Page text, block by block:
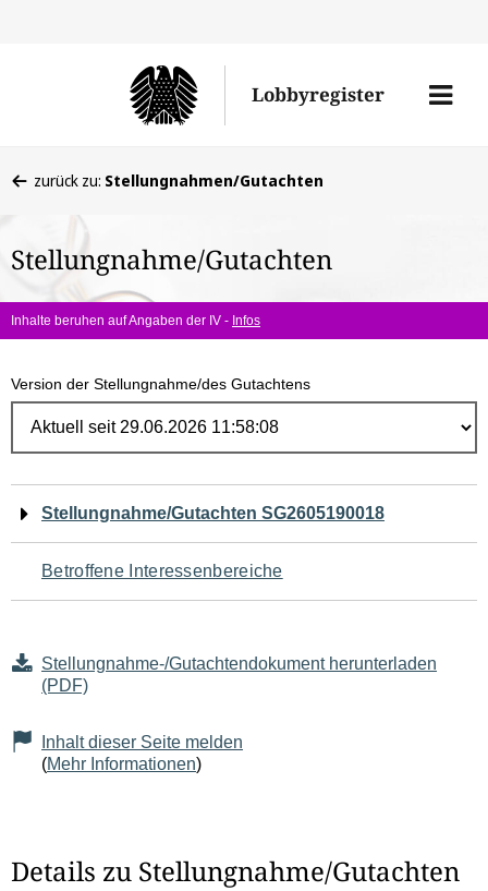
Lobbyregister
Menü
befinden
hier:
zurück zu: Stellungnahmen/Gutachten
Stellungnahme/Gutachten
Inhalte beruhen auf Angaben der IV - Infos
Version der Stellungnahme/des Gutachtens
Navigation
für
den
Seiteninhalt
Stellungnahme/Gutachten SG2605190018
Betroffene Interessenbereiche
Stellungnahme-/Gutachtendokument herunterladen
(PDF)
Inhalt dieser Seite melden
(Mehr Informationen)
Details zu Stellungnahme/Gutachten